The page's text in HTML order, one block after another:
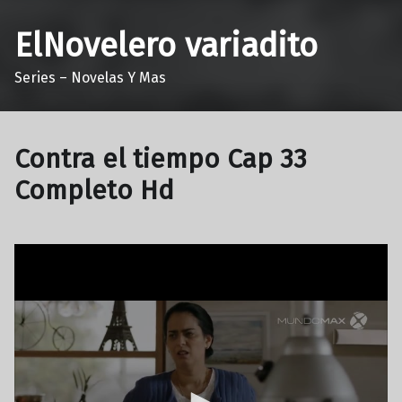
ElNovelero variadito
Series – Novelas Y Mas
Contra el tiempo Cap 33
Completo Hd